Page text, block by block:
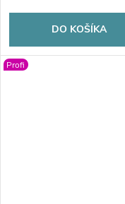
DO KOŠÍKA
Profi